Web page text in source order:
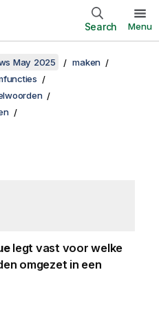
Search Menu
May 2025
maken
legt vast voor welke
omgezet in een